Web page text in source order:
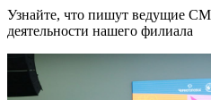
Узнайте, что пишут ведущие
деятельности нашего филиала